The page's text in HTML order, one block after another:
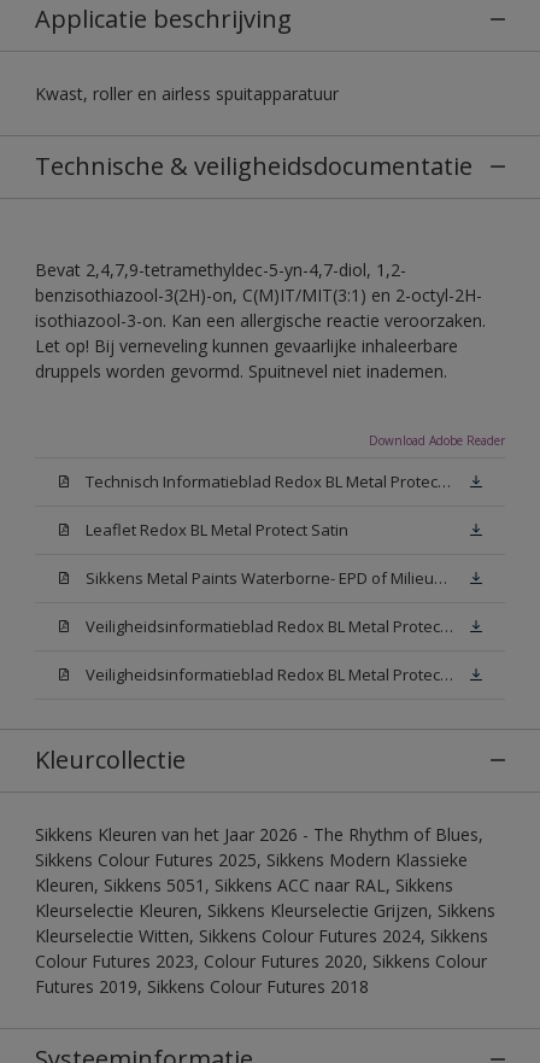
Applicatie beschrijving
Kwast, roller en airless spuitapparatuur
Technische & veiligheidsdocumentatie
Bevat 2,4,7,9-tetramethyldec-5-yn-4,7-diol, 1,2-
benzisothiazool-3(2H)-on, C(M)IT/MIT(3:1) en 2-octyl-2H-
isothiazool-3-on. Kan een allergische reactie veroorzaken.
Let op! Bij verneveling kunnen gevaarlijke inhaleerbare
druppels worden gevormd. Spuitnevel niet inademen.
Download Adobe Reader
Technisch Informatieblad Redox BL Metal Protect (PDF)
Leaflet Redox BL Metal Protect Satin
Sikkens Metal Paints Waterborne- EPD of Milieuproductverklaring
Veiligheidsinformatieblad Redox BL Metal Protect Satin N00 (MSDS)
Veiligheidsinformatieblad Redox BL Metal Protect Satin White W05 (MSDS)
Kleurcollectie
Sikkens Kleuren van het Jaar 2026 - The Rhythm of Blues,
Sikkens Colour Futures 2025, Sikkens Modern Klassieke
Kleuren, Sikkens 5051, Sikkens ACC naar RAL, Sikkens
Kleurselectie Kleuren, Sikkens Kleurselectie Grijzen, Sikkens
Kleurselectie Witten, Sikkens Colour Futures 2024, Sikkens
Colour Futures 2023, Colour Futures 2020, Sikkens Colour
Futures 2019, Sikkens Colour Futures 2018